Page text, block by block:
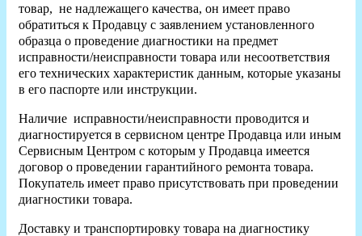
товар, не надлежащего качества, он имеет право
обратиться к Продавцу с заявлением установленного
образца о проведение диагностики на предмет
исправности/неисправности товара или несоответствия
его технических характеристик данным, которые указаны
в его паспорте или инструкции.
Наличие исправности/неисправности проводится и
диагностируется в сервисном центре Продавца или иным
Сервисным Центром с которым у Продавца имеется
договор о проведении гарантийного ремонта товара.
Покупатель имеет право присутствовать при проведении
диагностики товара.
Доставку и транспортировку товара на диагностику